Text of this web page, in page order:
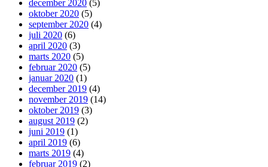
december 2020 (5)
oktober 2020 (5)
september 2020 (4)
juli 2020 (6)
april 2020 (3)
marts 2020 (5)
februar 2020 (5)
januar 2020 (1)
december 2019 (4)
november 2019 (14)
oktober 2019 (3)
august 2019 (2)
juni 2019 (1)
april 2019 (6)
marts 2019 (4)
februar 2019 (2)